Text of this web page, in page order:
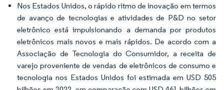
Nos Estados Unidos, o rápido ritmo de inovação em termos
de avanço de tecnologias e atividades de P&D no setor
eletrônico está impulsionando a demanda por produtos
eletrônicos mais novos e mais rápidos. De acordo com a
Associação de Tecnologia do Consumidor, a receita de
varejo proveniente de vendas de eletrônicos de consumo e
tecnologia nos Estados Unidos foi estimada em USD 505